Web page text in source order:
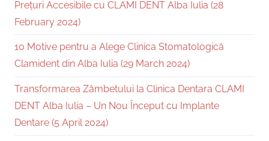
Prețuri Accesibile cu CLAMI DENT Alba Iulia (28
February 2024)
10 Motive pentru a Alege Clinica Stomatologică
Clamident din Alba Iulia (29 March 2024)
Transformarea Zâmbetului la Clinica Dentara CLAMI
DENT Alba Iulia – Un Nou Început cu Implante
Dentare (5 April 2024)